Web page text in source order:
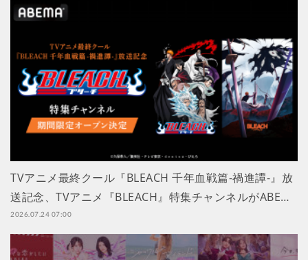
TVアニメ最終クール『BLEACH 千年血戦篇-禍進譚-』放
送記念、TVアニメ『BLEACH』特集チャンネルがABE…
2026.07.24 07:00